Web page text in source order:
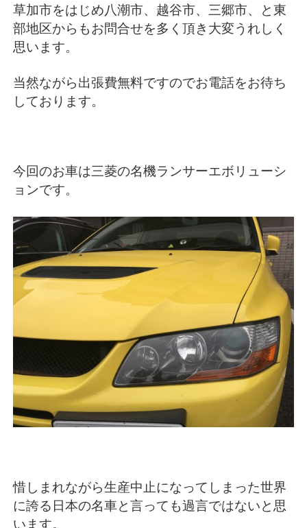
草加市をはじめ八潮市、越谷市、三郷市、と東
部地区からもお問合せを多く頂き大変うれしく
思います。
当然ながら出張費無料ですのでお電話をお待ち
しております。
今回のお車は三菱の名機ランサーエボリューシ
ョンです。
惜しまれながら生産中止になってしまった世界
に誇る日本の名車と言っても過言ではないと思
います。